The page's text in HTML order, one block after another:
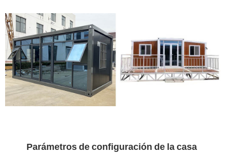
Parámetros de configuración de la casa